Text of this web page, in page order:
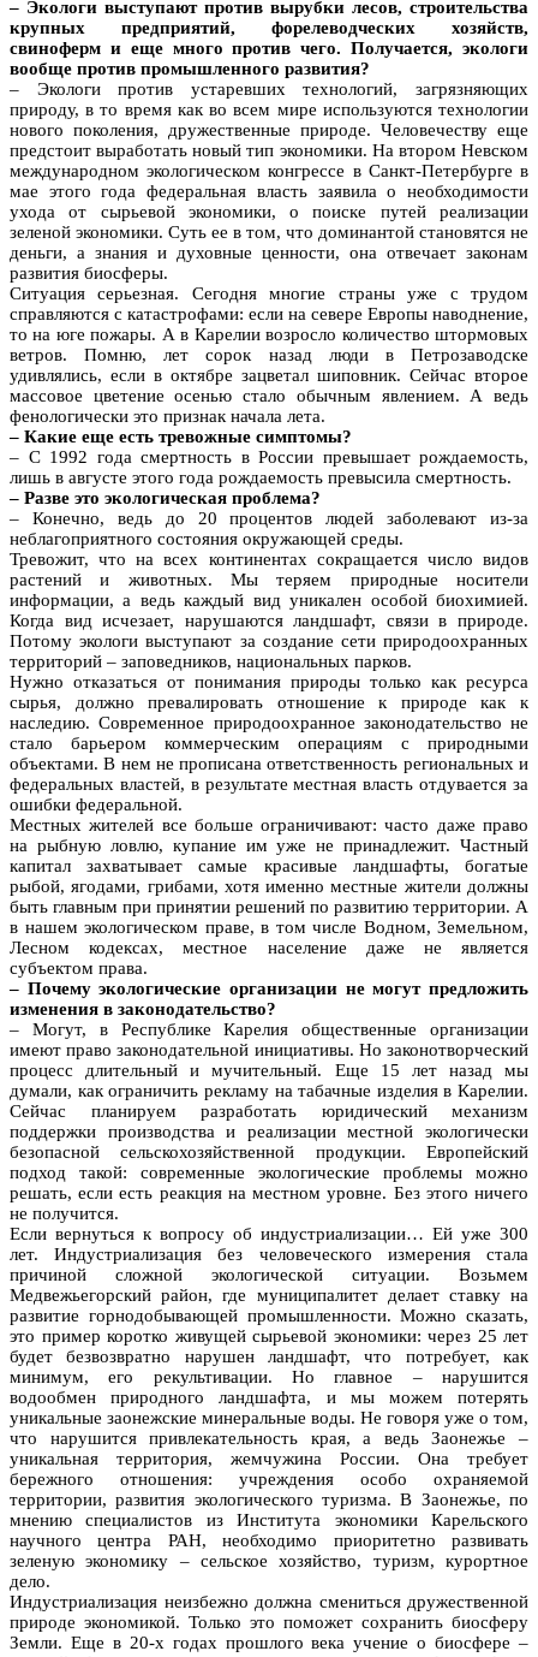
– Экологи выступают против вырубки лесов, строительства
крупных предприятий, форелеводческих хозяйств,
свиноферм и еще много против чего. Получается, экологи
вообще против промышленного развития?
– Экологи против устаревших технологий, загрязняющих
природу, в то время как во всем мире используются технологии
нового поколения, дружественные природе. Человечеству еще
предстоит выработать новый тип экономики. На втором Невском
международном экологическом конгрессе в Санкт-Петербурге в
мае этого года федеральная власть заявила о необходимости
ухода от сырьевой экономики, о поиске путей реализации
зеленой экономики. Суть ее в том, что доминантой становятся не
деньги, а знания и духовные ценности, она отвечает законам
развития биосферы.
Ситуация серьезная. Сегодня многие страны уже с трудом
справляются с катастрофами: если на севере Европы наводнение,
то на юге пожары. А в Карелии возросло количество штормовых
ветров. Помню, лет сорок назад люди в Петрозаводске
удивлялись, если в октябре зацветал шиповник. Сейчас второе
массовое цветение осенью стало обычным явлением. А ведь
фенологически это признак начала лета.
– Какие еще есть тревожные симптомы?
– С 1992 года смертность в России превышает рождаемость,
лишь в августе этого года рождаемость превысила смертность.
– Разве это экологическая проблема?
– Конечно, ведь до 20 процентов людей заболевают из-за
неблагоприятного состояния окружающей среды.
Тревожит, что на всех континентах сокращается число видов
растений и животных. Мы теряем природные носители
информации, а ведь каждый вид уникален особой биохимией.
Когда вид исчезает, нарушаются ландшафт, связи в природе.
Потому экологи выступают за создание сети природоохранных
территорий – заповедников, национальных парков.
Нужно отказаться от понимания природы только как ресурса
сырья, должно превалировать отношение к природе как к
наследию. Современное природоохранное законодательство не
стало барьером коммерческим операциям с природными
объектами. В нем не прописана ответственность региональных и
федеральных властей, в результате местная власть отдувается за
ошибки федеральной.
Местных жителей все больше ограничивают: часто даже право
на рыбную ловлю, купание им уже не принадлежит. Частный
капитал захватывает самые красивые ландшафты, богатые
рыбой, ягодами, грибами, хотя именно местные жители должны
быть главным при принятии решений по развитию территории. А
в нашем экологическом праве, в том числе Водном, Земельном,
Лесном кодексах, местное население даже не является
субъектом права.
– Почему экологические организации не могут предложить
изменения в законодательство?
– Могут, в Республике Карелия общественные организации
имеют право законодательной инициативы. Но законотворческий
процесс длительный и мучительный. Еще 15 лет назад мы
думали, как ограничить рекламу на табачные изделия в Карелии.
Сейчас планируем разработать юридический механизм
поддержки производства и реализации местной экологически
безопасной сельскохозяйственной продукции. Европейский
подход такой: современные экологические проблемы можно
решать, если есть реакция на местном уровне. Без этого ничего
не получится.
Если вернуться к вопросу об индустриализации… Ей уже 300
лет. Индустриализация без человеческого измерения стала
причиной сложной экологической ситуации. Возьмем
Медвежьегорский район, где муниципалитет делает ставку на
развитие горнодобывающей промышленности. Можно сказать,
это пример коротко живущей сырьевой экономики: через 25 лет
будет безвозвратно нарушен ландшафт, что потребует, как
минимум, его рекультивации. Но главное – нарушится
водообмен природного ландшафта, и мы можем потерять
уникальные заонежские минеральные воды. Не говоря уже о том,
что нарушится привлекательность края, а ведь Заонежье –
уникальная территория, жемчужина России. Она требует
бережного отношения: учреждения особо охраняемой
территории, развития экологического туризма. В Заонежье, по
мнению специалистов из Института экономики Карельского
научного центра РАН, необходимо приоритетно развивать
зеленую экономику – сельское хозяйство, туризм, курортное
дело.
Индустриализация неизбежно должна смениться дружественной
природе экономикой. Только это поможет сохранить биосферу
Земли. Еще в 20-х годах прошлого века учение о биосфере –